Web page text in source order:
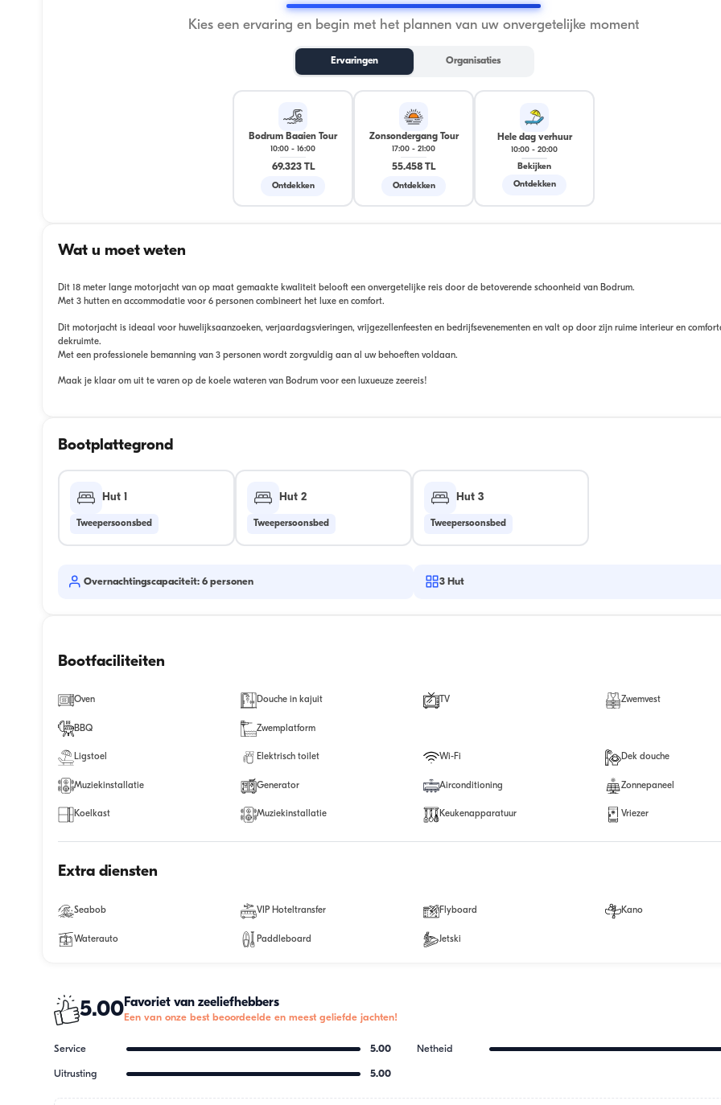
Kies een ervaring en begin met het plannen van uw onvergetelijke moment
Ervaringen Organisaties
Bodrum Baaien Tour
10:00 - 16:00
69.323 TL
Ontdekken
Zonsondergang Tour
17:00 - 21:00
55.458 TL
Ontdekken
Hele dag verhuur
10:00 - 20:00
Bekijken
Ontdekken
Wat u moet weten
Dit 18 meter lange motorjacht van op maat gemaakte kwaliteit belooft een onvergetelijke reis door de betoverende schoonheid van Bodrum.
Met 3 hutten en accommodatie voor 6 personen combineert het luxe en comfort.
Dit motorjacht is ideaal voor huwelijksaanzoeken, verjaardagsvieringen, vrijgezellenfeesten en bedrijfsevenementen en valt op door zijn ruime interieur en
dekruimte.
Met een professionele bemanning van 3 personen wordt zorgvuldig aan al uw behoeften voldaan.
Maak je klaar om uit te varen op de koele wateren van Bodrum voor een luxueuze zeereis!
Bootplattegrond
Hut 1
Tweepersoonsbed
Hut 2
Tweepersoonsbed
Hut 3
Tweepersoonsbed
Overnachtingscapaciteit: 6 personen 3 Hut
Bootfaciliteiten
Oven Douche in kajuit TV Zwemvest
BBQ Zwemplatform
Ligstoel Elektrisch toilet Wi-Fi Dek douche
Muziekinstallatie Generator Airconditioning Zonnepaneel
Koelkast Muziekinstallatie Keukenapparatuur Vriezer
Extra diensten
Seabob VIP Hoteltransfer Flyboard Kano
Waterauto Paddleboard Jetski
5.00Favoriet van zeeliefhebbers
Een van onze best beoordeelde en meest geliefde jachten!
Service 5.00 Netheid
Uitrusting 5.00